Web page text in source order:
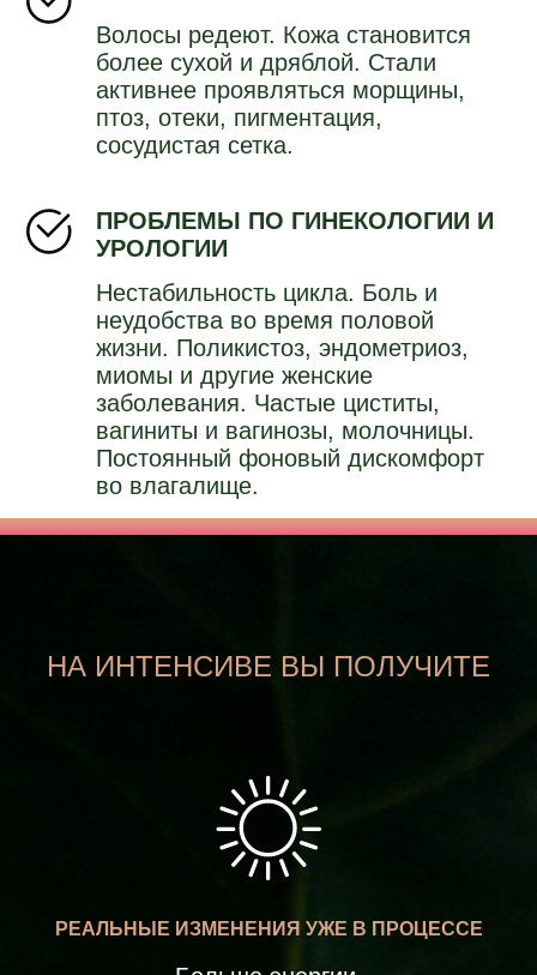
Волосы редеют. Кожа становится
более сухой и дряблой. Стали
активнее проявляться морщины,
птоз, отеки, пигментация,
сосудистая сетка.
ПРОБЛЕМЫ ПО ГИНЕКОЛОГИИ И
УРОЛОГИИ
Нестабильность цикла. Боль и
неудобства во время половой
жизни. Поликистоз, эндометриоз,
миомы и другие женские
заболевания. Частые циститы,
вагиниты и вагинозы, молочницы.
Постоянный фоновый дискомфорт
во влагалище.
НА ИНТЕНСИВЕ ВЫ ПОЛУЧИТЕ
РЕАЛЬНЫЕ ИЗМЕНЕНИЯ УЖЕ В ПРОЦЕССЕ